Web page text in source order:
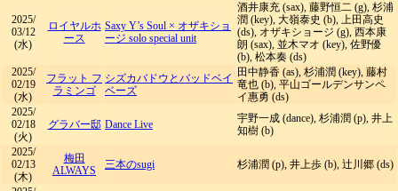
2025/
03/12
(水)
ロイヤルホ
ース
Saxy Y’s Soul × オザキショ
ージ solo special unit
酒井康充 (sax), 藤野恒二 (g), 杉浦
潤 (key), 大嶺泰史 (b), 上田高史
(ds), オザキショージ (g), 西本康
朗 (sax), 並木マオ (key), 佐野優
(b), 松本奏 (ds)
2025/
02/19
(水)
フラット フ
ラミンゴ
シズカバドウとバッドベイ
ベーズ
田中静香 (as), 杉浦潤 (key), 藤村
竜也 (b), 平山ゴールデンサンペ
イ惠勇 (ds)
2025/
02/18
(火)
グラバー邸 Dance Live
宇野一成 (dance), 杉浦潤 (p), 井上
知樹 (b)
2025/
02/13
(木)
梅田
ALWAYS
三本のsugi 杉浦潤 (p), 井上歩 (b), 辻川郷 (ds)